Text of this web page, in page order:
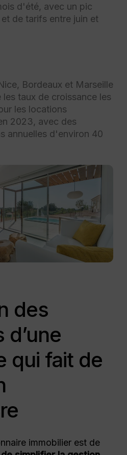
d'été, avec un pic
de tarifs entre juin et
Bordeaux et Marseille
les taux de croissance les
les locations
2023, avec des
annuelles d'environ 40
des
qui fait de
immobilier est de